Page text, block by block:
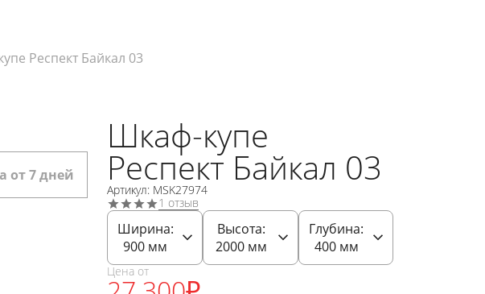
Респект Байкал 03
от 7 дней
Шкаф-купе
Респект Байкал 03
Артикул: MSK27974
1 отзыв
Ширина:
900 мм
Высота:
2000мм
Глубина:
400мм
Цена от